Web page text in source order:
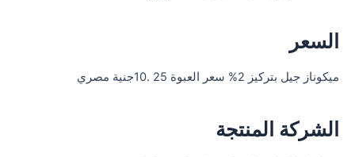
السعر
ميكوناز جيل بتركيز 2% سعر العبوة 25 .10جنية مصري
الشركة المنتجة